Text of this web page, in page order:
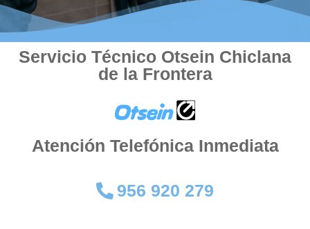
Servicio Técnico Otsein Chiclana
de la Frontera
Atención Telefónica Inmediata
956 920 279